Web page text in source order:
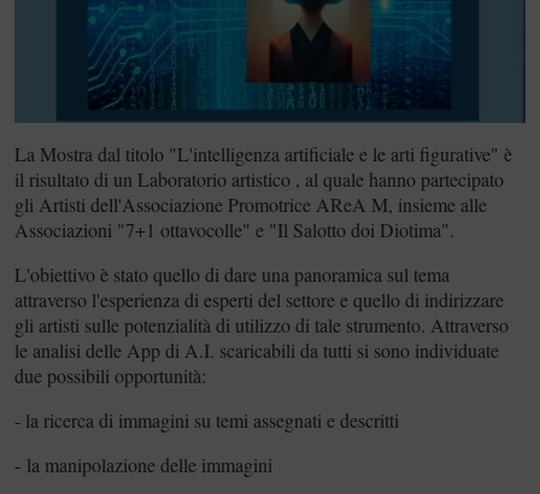
La Mostra dal titolo "L'intelligenza artificiale e le arti figurative" è
il risultato di un Laboratorio artistico , al quale hanno partecipato
gli Artisti dell'Associazione Promotrice AReA M, insieme alle
Associazioni "7+1 ottavocolle" e "Il Salotto doi Diotima".
L'obiettivo è stato quello di dare una panoramica sul tema
attraverso l'esperienza di esperti del settore e quello di indirizzare
gli artisti sulle potenzialità di utilizzo di tale strumento. Attraverso
le analisi delle App di A.I. scaricabili da tutti si sono individuate
due possibili opportunità:
- la ricerca di immagini su temi assegnati e descritti
- la manipolazione delle immagini